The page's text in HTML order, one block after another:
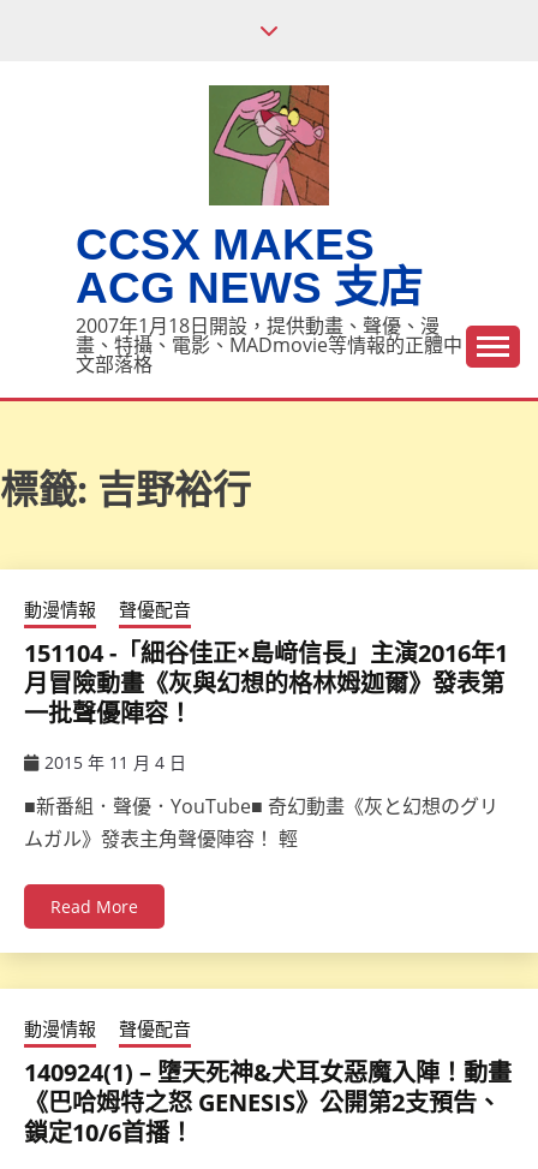
CCSX MAKES
ACG NEWS 支店
2007年1月18日開設，提供動畫、聲優、漫
畫、特攝、電影、MADmovie等情報的正體中
文部落格
標籤: 吉野裕行
動漫情報 聲優配音
151104 -「細谷佳正×島﨑信長」主演2016年1
月冒險動畫《灰與幻想的格林姆迦爾》發表第
一批聲優陣容！
2015 年 11 月 4 日
■新番組．聲優．YouTube■ 奇幻動畫《灰と幻想のグリ
ムガル》發表主角聲優陣容！ 輕
Read More
動漫情報 聲優配音
140924(1) – 墮天死神&犬耳女惡魔入陣！動畫
《巴哈姆特之怒 GENESIS》公開第2支預告、
鎖定10/6首播！